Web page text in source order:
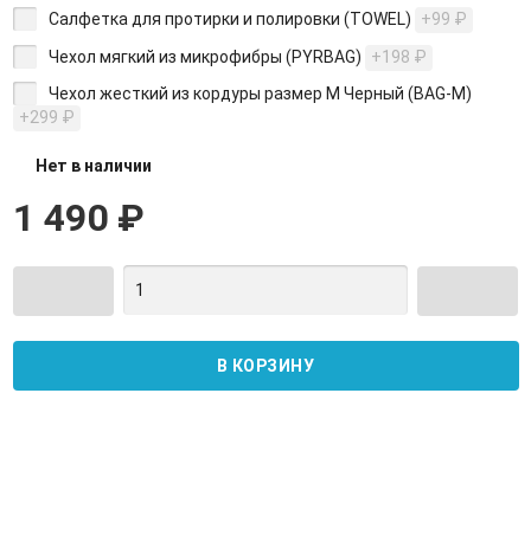
Салфетка для протирки и полировки (TOWEL)
+99 ₽
Чехол мягкий из микрофибры (PYRBAG)
+198 ₽
Чехол жесткий из кордуры размер M Черный (BAG-М)
+299 ₽
Нет в наличии
1 490 ₽